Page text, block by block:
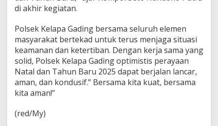
di akhir kegiatan.
Polsek Kelapa Gading bersama seluruh elemen
masyarakat bertekad untuk terus menjaga situasi
keamanan dan ketertiban. Dengan kerja sama yang
solid, Polsek Kelapa Gading optimistis perayaan
Natal dan Tahun Baru 2025 dapat berjalan lancar,
aman, dan kondusif.” Bersama kita kuat, bersama
kita aman!”
(red/My)